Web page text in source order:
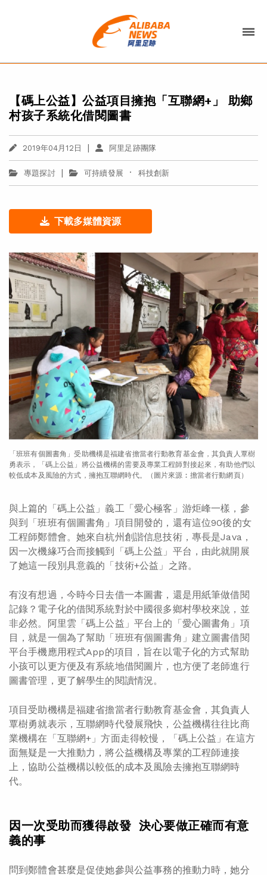
【碼上公益】公益項目擁抱「互聯網+」 助鄉
村孩子系統化借閱圖書
2019年04月12日 | 阿里足跡團隊
專題探討 | 可持續發展 · 科技創新
下載多媒體資源
「班班有個圖書角」受助機構是福建省擔當者行動教育基金會，其負責人覃樹
勇表示，「碼上公益」將公益機構的需要及專業工程師對接起來，有助他們以
較低成本及風險的方式，擁抱互聯網時代。（圖片來源︰擔當者行動網頁）
與上篇的「碼上公益」義工「愛心極客」游炬峰一樣，參
與到「班班有個圖書角」項目開發的，還有這位90後的女
工程師鄭體會。她來自杭州創諧信息技術，專長是Java，
因一次機緣巧合而接觸到「碼上公益」平台，由此就開展
了她這一段別具意義的「技術+公益」之路。
有沒有想過，今時今日去借一本圖書，還是用紙筆做借閱
記錄？電子化的借閱系統對於中國很多鄉村學校來說，並
非必然。阿里雲「碼上公益」平台上的「愛心圖書角」項
目，就是一個為了幫助「班班有個圖書角」建立圖書借閱
平台手機應用程式App的項目，旨在以電子化的方式幫助
小孩可以更方便及有系統地借閱圖片，也方便了老師進行
圖書管理，更了解學生的閱讀情況。
項目受助機構是福建省擔當者行動教育基金會，其負責人
覃樹勇就表示，互聯網時代發展飛快，公益機構往往比商
業機構在「互聯網+」方面走得較慢，「碼上公益」在這方
面無疑是一大推動力，將公益機構及專業的工程師連接
上，協助公益機構以較低的成本及風險去擁抱互聯網時
代。
因一次受助而獲得啟發 決心要做正確而有意
義的事
問到鄭體會甚麼是促使她參與公益事務的推動力時，她分